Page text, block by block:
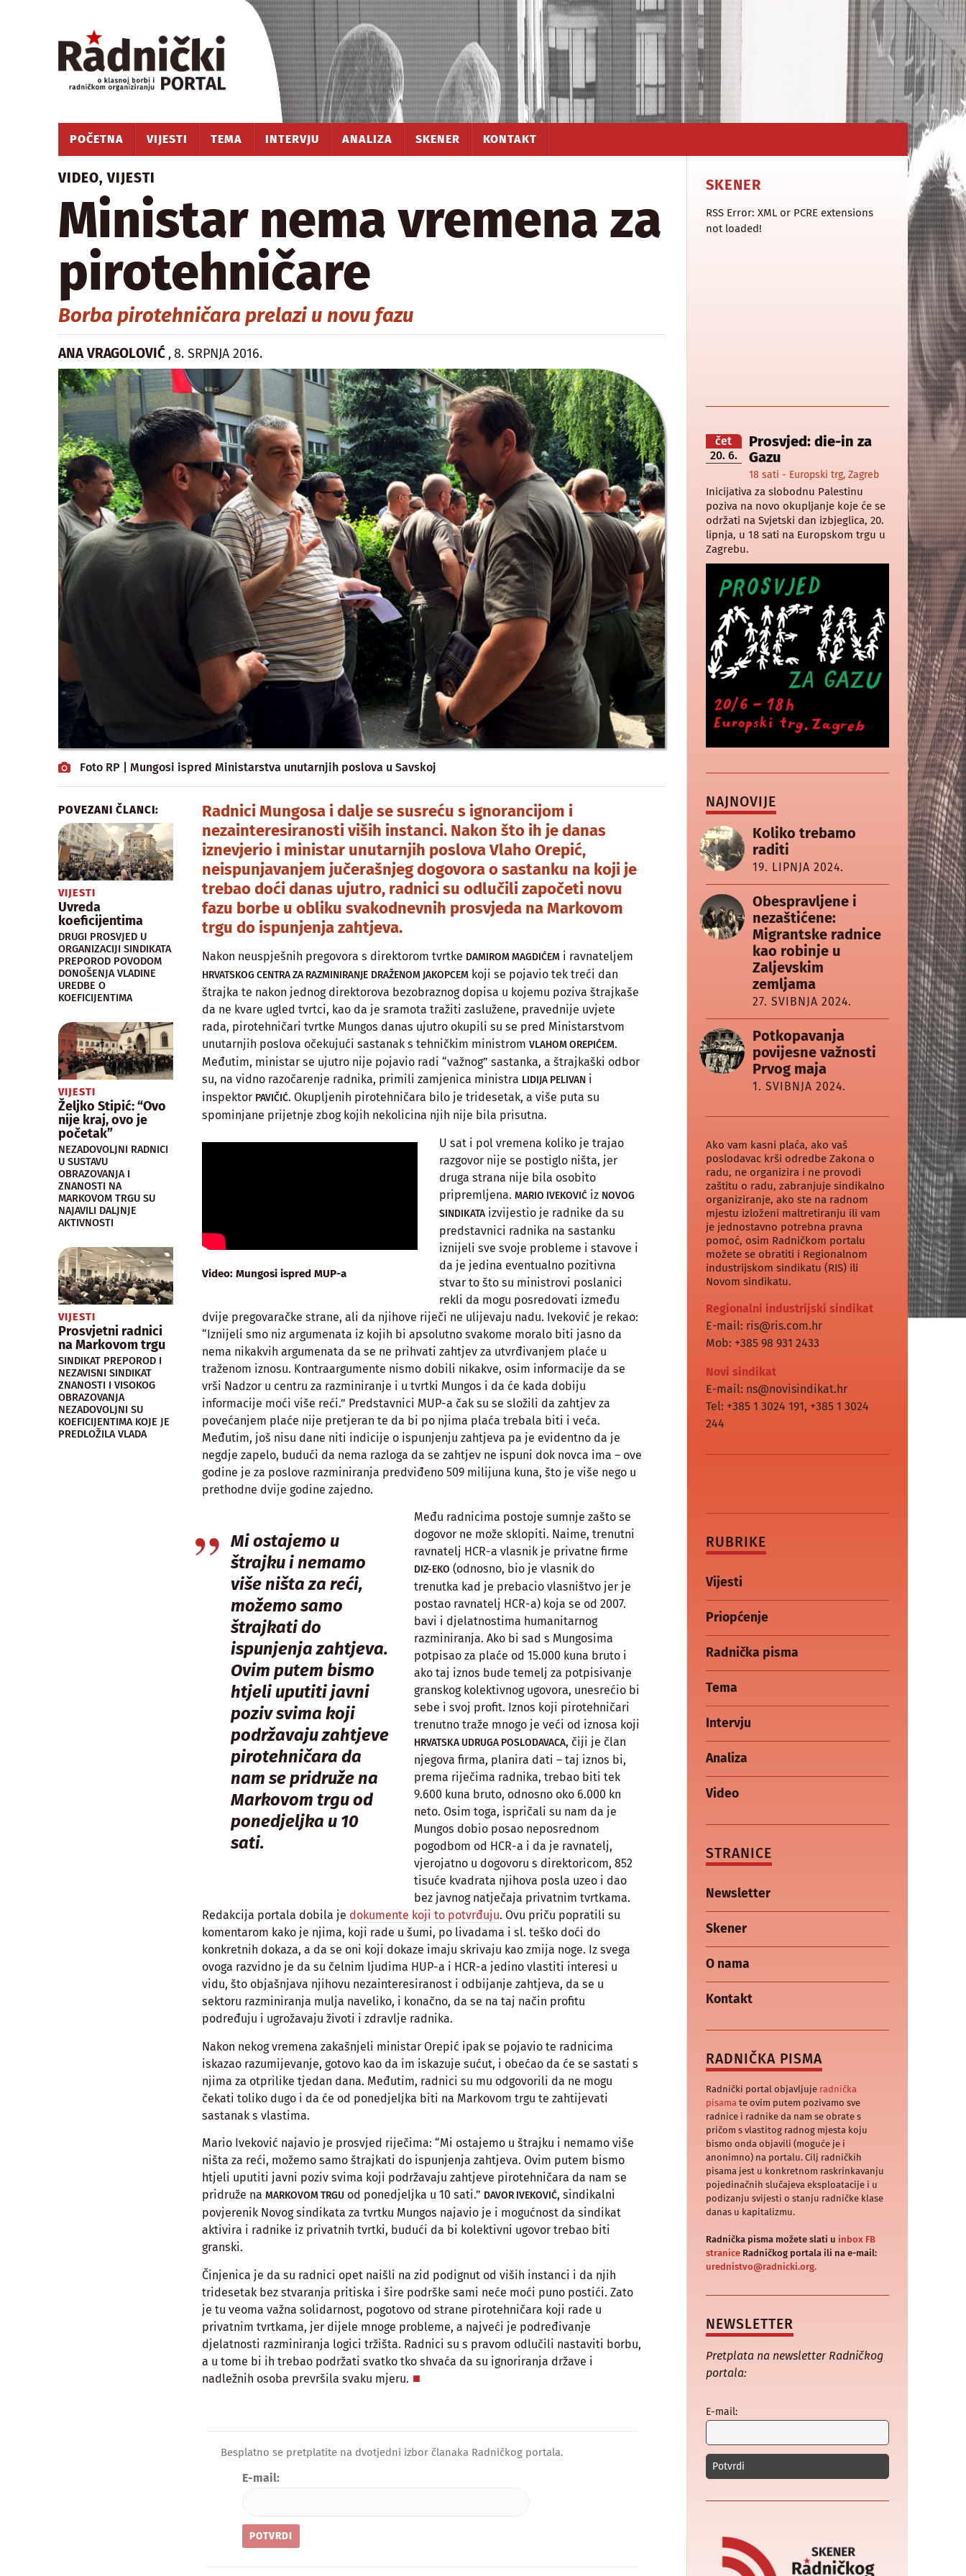
POČETNA VIJESTI TEMA INTERVJU ANALIZA SKENER KONTAKT
VIDEO,VIJESTI
Ministar nema vremena za
pirotehničare
Borba pirotehničara prelazi u novu fazu
ANA VRAGOLOVIĆ ,8. SRPNJA 2016.
Foto RP | Mungosi ispred Ministarstva unutarnjih poslova u Savskoj
POVEZANI ČLANCI:
VIJESTI
Uvreda
koeficijentima
DRUGI PROSVJED U
ORGANIZACIJI SINDIKATA
PREPOROD POVODOM
DONOŠENJA VLADINE
UREDBE O
KOEFICIJENTIMA
VIJESTI
Željko Stipić: “Ovo
nije kraj, ovo je
početak”
NEZADOVOLJNI RADNICI
U SUSTAVU
OBRAZOVANJA I
ZNANOSTI NA
MARKOVOM TRGU SU
NAJAVILI DALJNJE
AKTIVNOSTI
VIJESTI
Prosvjetni radnici
na Markovom trgu
SINDIKAT PREPOROD I
NEZAVISNI SINDIKAT
ZNANOSTI I VISOKOG
OBRAZOVANJA
NEZADOVOLJNI SU
KOEFICIJENTIMA KOJE JE
PREDLOŽILA VLADA
Radnici Mungosa i dalje se susreću s ignorancijom i
nezainteresiranosti viših instanci. Nakon što ih je danas
iznevjerio i ministar unutarnjih poslova Vlaho Orepić,
neispunjavanjem jučerašnjeg dogovora o sastanku na koji je
trebao doći danas ujutro, radnici su odlučili započeti novu
fazu borbe u obliku svakodnevnih prosvjeda na Markovom
trgu do ispunjenja zahtjeva.
Nakon neuspješnih pregovora s direktorom tvrtke DAMIROM MAGDIĆEMi ravnateljem
HRVATSKOG CENTRA ZA RAZMINIRANJE DRAŽENOM JAKOPCEMkoji se pojavio tek treći dan
štrajka te nakon jednog direktorova bezobraznog dopisa u kojemu poziva štrajkaše
da ne kvare ugled tvrtci, kao da je sramota tražiti zaslužene, pravednije uvjete
rada, pirotehničari tvrtke Mungos danas ujutro okupili su se pred Ministarstvom
unutarnjih poslova očekujući sastanak s tehničkim ministrom VLAHOM OREPIĆEM.
Međutim, ministar se ujutro nije pojavio radi “važnog” sastanka, a štrajkaški odbor
su, na vidno razočarenje radnika, primili zamjenica ministra LIDIJA PELIVANi
inspektor PAVIČIĆ. Okupljenih pirotehničara bilo je tridesetak, a više puta su
spominjane prijetnje zbog kojih nekolicina njih nije bila prisutna.
Video: Mungosi ispred MUP-a
U sat i pol vremena koliko je trajao
razgovor nije se postiglo ništa, jer
druga strana nije bila osobito
pripremljena. MARIO IVEKOVIĆiz NOVOG
SINDIKATAizvijestio je radnike da su
predstavnici radnika na sastanku
iznijeli sve svoje probleme i stavove i
da je jedina eventualno pozitivna
stvar to što su ministrovi poslanici
rekli da mogu posredovati između
dvije pregovaračke strane, ali da njihove riječi ne ulijevaju nadu. Iveković je rekao:
“Iznijeli smo niz argumenata iz kojih bi apsolutno svakome moralo biti jasno da
nema nikakvih argumenata da se ne prihvati zahtjev za utvrđivanjem plaće u
traženom iznosu. Kontraargumente nismo dobili nikakve, osim informacije da se
vrši Nadzor u centru za razminiranje i u tvrtki Mungos i da će kada dobiju
informacije moći više reći.” Predstavnici MUP-a čak su se složili da zahtjev za
povećanjem plaće nije pretjeran te da bi po njima plaća trebala biti i veća.
Međutim, još nisu dane niti indicije o ispunjenju zahtjeva pa je evidentno da je
negdje zapelo, budući da nema razloga da se zahtjev ne ispuni dok novca ima – ove
godine je za poslove razminiranja predviđeno 509 milijuna kuna, što je više nego u
prethodne dvije godine zajedno.
Mi ostajemo u
štrajku i nemamo
više ništa za reći,
možemo samo
štrajkati do
ispunjenja zahtjeva.
Ovim putem bismo
htjeli uputiti javni
poziv svima koji
podržavaju zahtjeve
pirotehničara da
nam se pridruže na
Markovom trgu od
ponedjeljka u 10
sati.
Među radnicima postoje sumnje zašto se
dogovor ne može sklopiti. Naime, trenutni
ravnatelj HCR-a vlasnik je privatne firme
DIZ-EKO (odnosno, bio je vlasnik do
trenutka kad je prebacio vlasništvo jer je
postao ravnatelj HCR-a) koja se od 2007.
bavi i djelatnostima humanitarnog
razminiranja. Ako bi sad s Mungosima
potpisao za plaće od 15.000 kuna bruto i
ako taj iznos bude temelj za potpisivanje
granskog kolektivnog ugovora, unesrećio bi
sebe i svoj profit. Iznos koji pirotehničari
trenutno traže mnogo je veći od iznosa koji
HRVATSKA UDRUGA POSLODAVACA, čiji je član
njegova firma, planira dati – taj iznos bi,
prema riječima radnika, trebao biti tek
9.600 kuna bruto, odnosno oko 6.000 kn
neto. Osim toga, ispričali su nam da je
Mungos dobio posao neposrednom
pogodbom od HCR-a i da je ravnatelj,
vjerojatno u dogovoru s direktoricom, 852
tisuće kvadrata njihova posla uzeo i dao
bez javnog natječaja privatnim tvrtkama.
Redakcija portala dobila je dokumente koji to potvrđuju. Ovu priču popratili su
komentarom kako je njima, koji rade u šumi, po livadama i sl. teško doći do
konkretnih dokaza, a da se oni koji dokaze imaju skrivaju kao zmija noge. Iz svega
ovoga razvidno je da su čelnim ljudima HUP-a i HCR-a jedino vlastiti interesi u
vidu, što objašnjava njihovu nezainteresiranost i odbijanje zahtjeva, da se u
sektoru razminiranja mulja naveliko, i konačno, da se na taj način profitu
podređuju i ugrožavaju životi i zdravlje radnika.
Nakon nekog vremena zakašnjeli ministar Orepić ipak se pojavio te radnicima
iskazao razumijevanje, gotovo kao da im iskazuje sućut, i obećao da će se sastati s
njima za otprilike tjedan dana. Međutim, radnici su mu odgovorili da ne mogu
čekati toliko dugo i da će od ponedjeljka biti na Markovom trgu te zahtijevati
sastanak s vlastima.
Mario Iveković najavio je prosvjed riječima: “Mi ostajemo u štrajku i nemamo više
ništa za reći, možemo samo štrajkati do ispunjenja zahtjeva. Ovim putem bismo
htjeli uputiti javni poziv svima koji podržavaju zahtjeve pirotehničara da nam se
pridruže na MARKOVOM TRGUod ponedjeljka u 10 sati.” DAVOR IVEKOVIĆ, sindikalni
povjerenik Novog sindikata za tvrtku Mungos najavio je i mogućnost da sindikat
aktivira i radnike iz privatnih tvrtki, budući da bi kolektivni ugovor trebao biti
granski.
Činjenica je da su radnici opet naišli na zid podignut od viših instanci i da njih
tridesetak bez stvaranja pritiska i šire podrške sami neće moći puno postići. Zato
je tu veoma važna solidarnost, pogotovo od strane pirotehničara koji rade u
privatnim tvrtkama, jer dijele mnoge probleme, a najveći je podređivanje
djelatnosti razminiranja logici tržišta. Radnici su s pravom odlučili nastaviti borbu,
a u tome bi ih trebao podržati svatko tko shvaća da su ignoriranja države i
nadležnih osoba prevršila svaku mjeru.
Besplatno se pretplatite na dvotjedni izbor članaka Radničkog portala.
E-mail:
SKENER
RSS Error: XML or PCRE extensions
not loaded!
čet
20. 6.
Prosvjed: die-in za
Gazu
18 sati - Europski trg, Zagreb
Inicijativa za slobodnu Palestinu
poziva na novo okupljanje koje će se
održati na Svjetski dan izbjeglica, 20.
lipnja, u 18 sati na Europskom trgu u
Zagrebu.
NAJNOVIJE
Koliko trebamo
raditi
19. LIPNJA 2024.
Obespravljene i
nezaštićene:
Migrantske radnice
kao robinje u
Zaljevskim
zemljama
27. SVIBNJA 2024.
Potkopavanja
povijesne važnosti
Prvog maja
1. SVIBNJA 2024.
Ako vam kasni plaća, ako vaš
poslodavac krši odredbe Zakona o
radu, ne organizira i ne provodi
zaštitu o radu, zabranjuje sindikalno
organiziranje, ako ste na radnom
mjestu izloženi maltretiranju ili vam
je jednostavno potrebna pravna
pomoć, osim Radničkom portalu
možete se obratiti i Regionalnom
industrijskom sindikatu (RIS) ili
Novom sindikatu.
Regionalni industrijski sindikat
E-mail: ris@ris.com.hr
Mob: +385 98 931 2433
Novi sindikat
E-mail: ns@novisindikat.hr
Tel: +385 1 3024 191, +385 1 3024
244
RUBRIKE
Vijesti
Priopćenje
Radnička pisma
Tema
Intervju
Analiza
Video
STRANICE
Newsletter
Skener
O nama
Kontakt
RADNIČKA PISMA
Radnički portal objavljuje radnička
pisama te ovim putem pozivamo sve
radnice i radnike da nam se obrate s
pričom s vlastitog radnog mjesta koju
bismo onda objavili (moguće je i
anonimno) na portalu. Cilj radničkih
pisama jest u konkretnom raskrinkavanju
pojedinačnih slučajeva eksploatacije i u
podizanju svijesti o stanju radničke klase
danas u kapitalizmu.
Radnička pisma možete slati u inbox FB
straniceRadničkog portala ili na e-mail:
urednistvo@radnicki.org.
NEWSLETTER
Pretplata na newsletter Radničkog
portala:
E-mail: